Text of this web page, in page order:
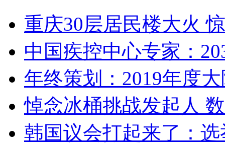
重庆30层居民楼大火
中国疾控中心专家：
年终策划：2019年度
悼念冰桶挑战发起人
韩国议会打起来了：